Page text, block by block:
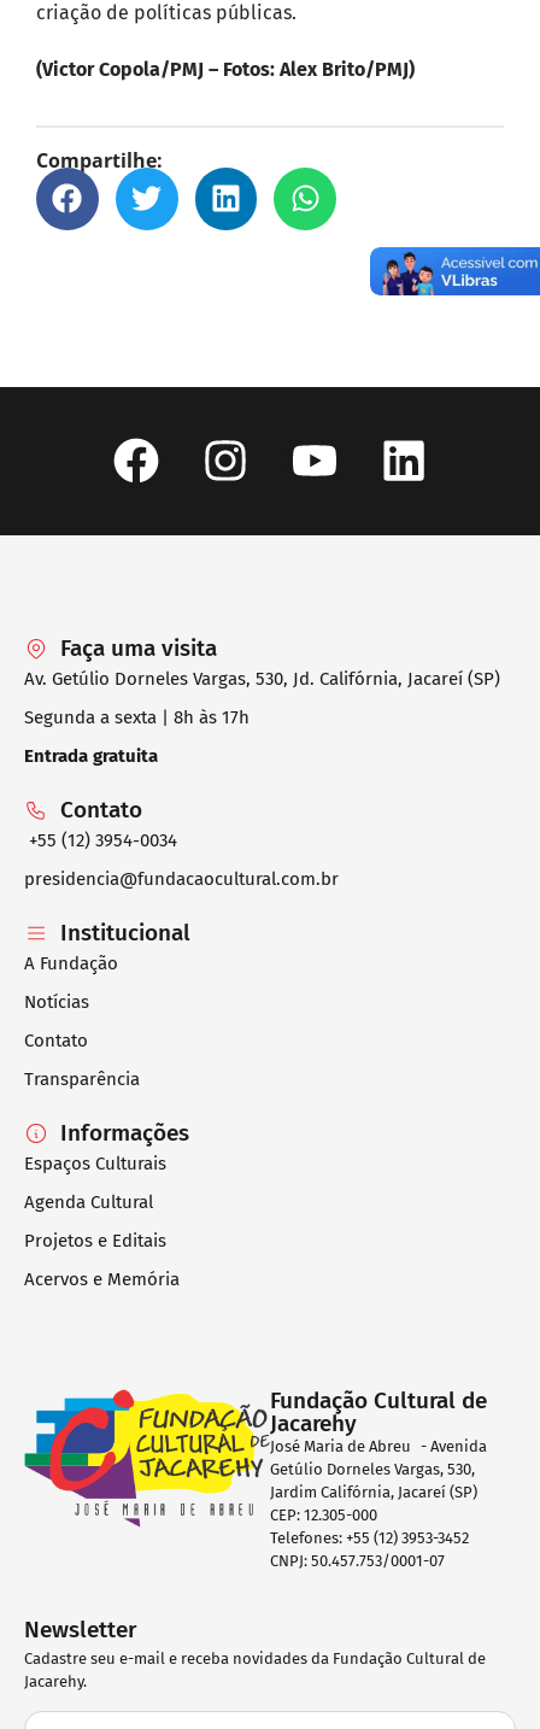
criação de políticas públicas.
(Victor Copola/PMJ – Fotos: Alex Brito/PMJ)
Compartilhe:
Faça uma visita
Av. Getúlio Dorneles Vargas, 530, Jd. Califórnia, Jacareí (SP)
Segunda a sexta | 8h às 17h
Entrada gratuita
Contato
+55 (12) 3954-0034
presidencia@fundacaocultural.com.br
Institucional
A Fundação
Notícias
Contato
Transparência
Informações
Espaços Culturais
Agenda Cultural
Projetos e Editais
Acervos e Memória
Fundação Cultural de
Jacarehy
José Maria de Abreu - Avenida
Getúlio Dorneles Vargas, 530,
Jardim Califórnia, Jacareí (SP)
CEP: 12.305-000
Telefones: +55 (12) 3953-3452
CNPJ: 50.457.753/0001-07
Newsletter
Cadastre seu e-mail e receba novidades da Fundação Cultural de
Jacarehy.